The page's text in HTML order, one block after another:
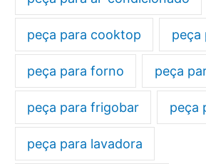
peça para cooktop peça
peça para forno peça
peça para frigobar peça
peça para lavadora